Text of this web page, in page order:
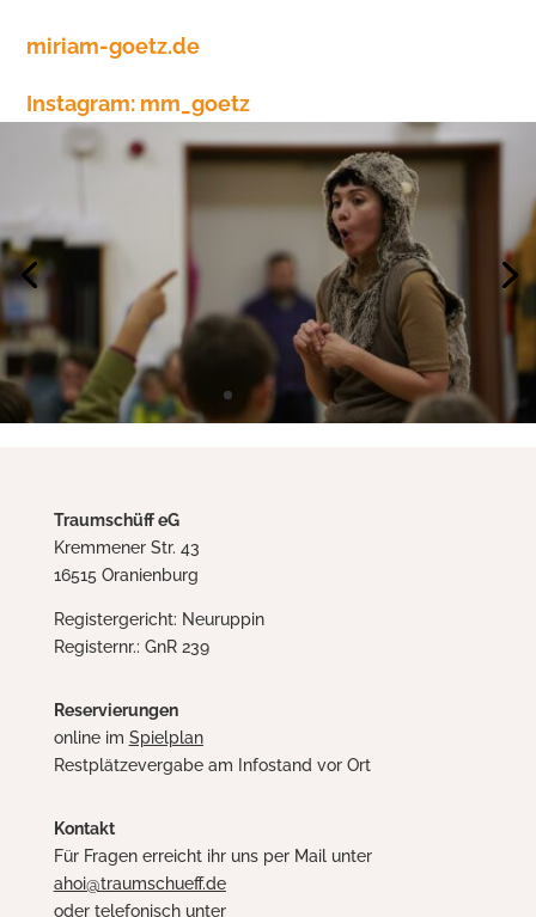
miriam-goetz.de
Instagram: mm_goetz
Traumschüff eG
Kremmener Str. 43
16515 Oranienburg
Registergericht: Neuruppin
Registernr.: GnR 239
Reservierungen
online im Spielplan
Restplätzevergabe am Infostand vor Ort
Kontakt
Für Fragen erreicht ihr uns per Mail unter
ahoi@traumschueff.de
oder telefonisch unter